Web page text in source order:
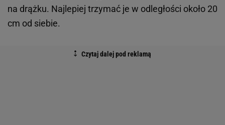
na drążku. Najlepiej trzymać je w odległości około 20
cm od siebie.